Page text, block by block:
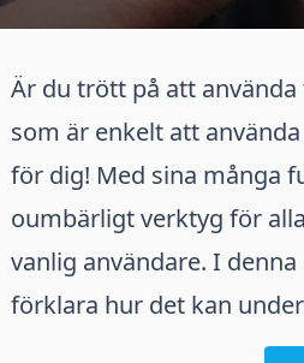
Är du trött på att
som är enkelt att
för dig! Med sina många
oumbärligt verktyg för
vanlig användare. I
förklara hur det kan